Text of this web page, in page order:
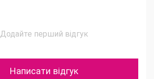
Додайте перший відгук
Написати відгук